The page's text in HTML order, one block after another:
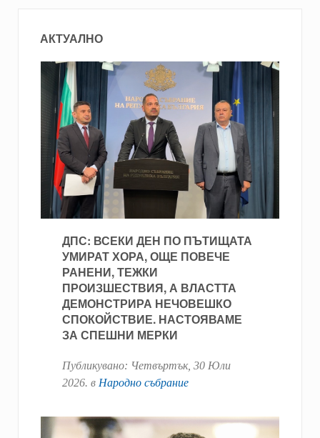
АКТУАЛНО
ДПС: ВСЕКИ ДЕН ПО ПЪТИЩАТА
УМИРАТ ХОРА, ОЩЕ ПОВЕЧЕ
РАНЕНИ, ТЕЖКИ
ПРОИЗШЕСТВИЯ, А ВЛАСТТА
ДЕМОНСТРИРА НЕЧОВЕШКО
СПОКОЙСТВИЕ. НАСТОЯВАМЕ
ЗА СПЕШНИ МЕРКИ
Публикувано: Четвъртък, 30 Юли
2026. в Народно събрание